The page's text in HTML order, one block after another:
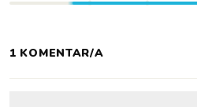
1 KOMENTAR/A